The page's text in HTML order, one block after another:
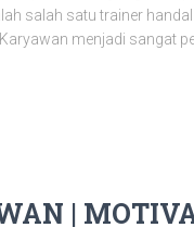
salah satu trainer
menjadi sangat
|